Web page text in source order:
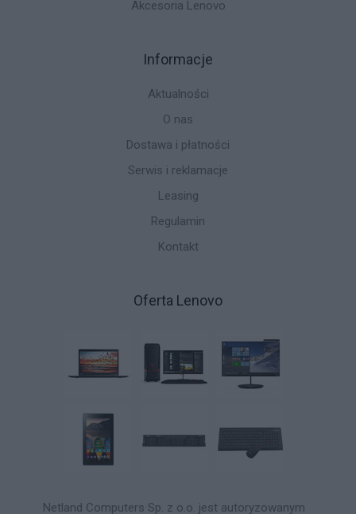
Akcesoria Lenovo
Informacje
Aktualności
O nas
Dostawa i płatności
Serwis i reklamacje
Leasing
Regulamin
Kontakt
Oferta Lenovo
Netland Computers Sp. z o.o. jest autoryzowanym